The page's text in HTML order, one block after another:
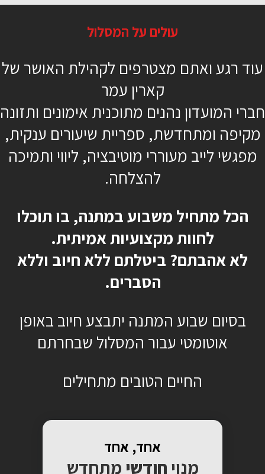
מתקדמים
כן, רוצה להתחיל כבר
עולים על המסלול
עוד רגע ואתם מצטרפים לקהילת האושר של
קארין עמר
חברי המועדון נהנים מתוכנית אימונים ותזונה
מקיפה ומתחדשת, ספריית שיעורים ענקית,
מפגשי לייב מעוררי מוטיבציה, ליווי ותמיכה
להצלחה.
הכל מתחיל משבוע במתנה, בו תוכלו
לחוות מקצועיות אמיתית.
לא אהבתם? ביטלתם ללא חיוב וללא
הסברים.
בסיום שבוע המתנה יתבצע חיוב באופן
אוטומטי עבור המסלול שבחרתם
החיים הטובים מתחילים
אחד, אחד
מנוי חודשי מתחדש